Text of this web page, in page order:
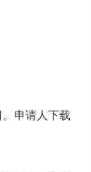
申请人下载